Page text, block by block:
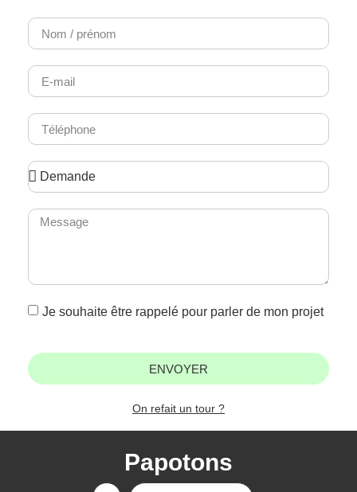
Je souhaite être rappelé pour parler de mon projet
ENVOYER
On refait un tour ?
Papotons